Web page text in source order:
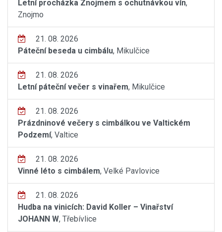
Letní procházka Znojmem s ochutnávkou vín,
Znojmo
21. 08. 2026
Páteční beseda u cimbálu, Mikulčice
21. 08. 2026
Letní páteční večer s vinařem, Mikulčice
21. 08. 2026
Prázdninové večery s cimbálkou ve Valtickém
Podzemí, Valtice
21. 08. 2026
Vinné léto s cimbálem, Velké Pavlovice
21. 08. 2026
Hudba na vinicích: David Koller – Vinařství
JOHANN W, Třebívlice